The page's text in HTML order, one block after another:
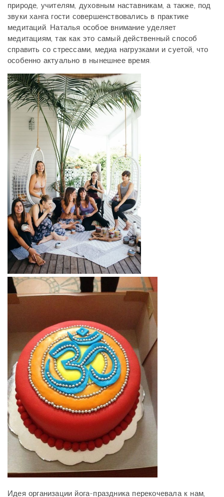
природе, учителям, духовным наставникам, а также, под
звуки ханга гости совершенствовались в практике
медитаций. Наталья особое внимание уделяет
медитациям, так как это самый действенный способ
справить со стрессами, медиа нагрузками и суетой, что
особенно актуально в нынешнее время.
Идея организации йога-праздника перекочевала к нам,